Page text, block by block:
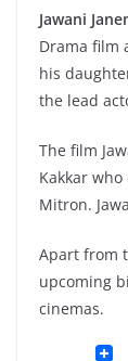
Jawani
Drama film
his
the lead
The film
Kakkar
Mitron.
Apart from
upcoming
cinemas.